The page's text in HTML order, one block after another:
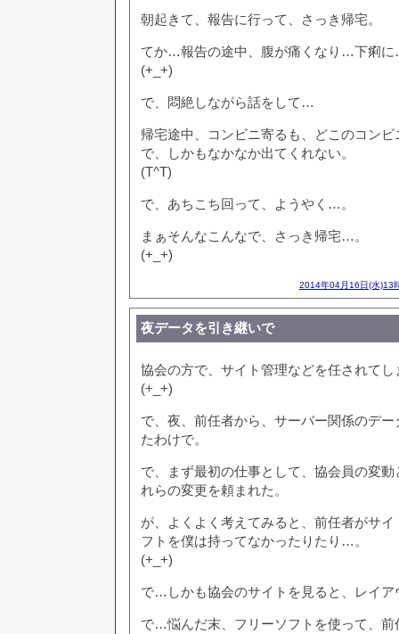
朝起きて、報告に行って、さっき帰宅。
てか…報告の途中、腹が痛くなり…下痢
(+_+)
で、悶絶しながら話をして…
帰宅途中、コンビニ寄るも、どこのコン
で、しかもなかなか出てくれない。
(T^T)
で、あちこち回って、ようやく…。
まぁそんなこんなで、さっき帰宅…。
(+_+)
2014年04月16日(水)13
夜データを引き継いで
協会の方で、サイト管理などを任されて
(+_+)
で、夜、前任者から、サーバー関係のデ
たわけで。
で、まず最初の仕事として、協会員の変
れらの変更を頼まれた。
が、よくよく考えてみると、前任者がサ
フトを僕は持ってなかったりたり…。
(+_+)
で…しかも協会のサイトを見ると、レイア
で…悩んだ末、フリーソフトを使って、前